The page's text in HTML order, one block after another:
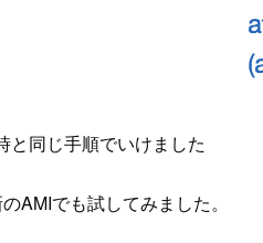
同じ手順でいけました
AMIでも試してみました。